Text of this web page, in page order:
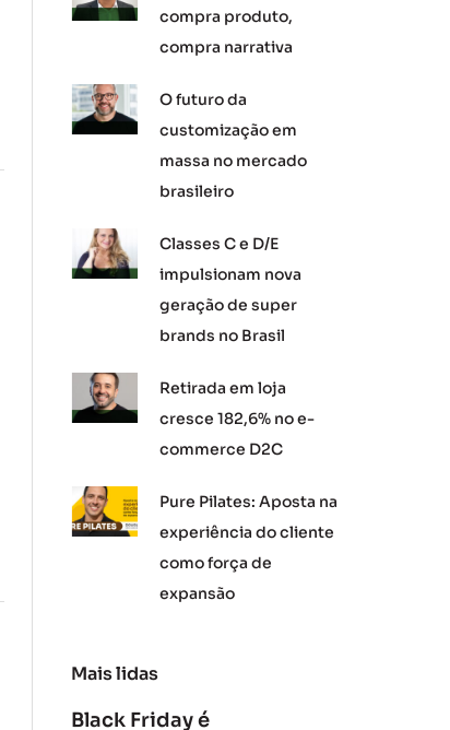
compra produto,
compra narrativa
O futuro da
customização em
massa no mercado
brasileiro
Classes C e D/E
impulsionam nova
geração de super
brands no Brasil
Retirada em loja
cresce 182,6% no e-
commerce D2C
Pure Pilates: Aposta na
experiência do cliente
como força de
expansão
Mais lidas
Black Friday é